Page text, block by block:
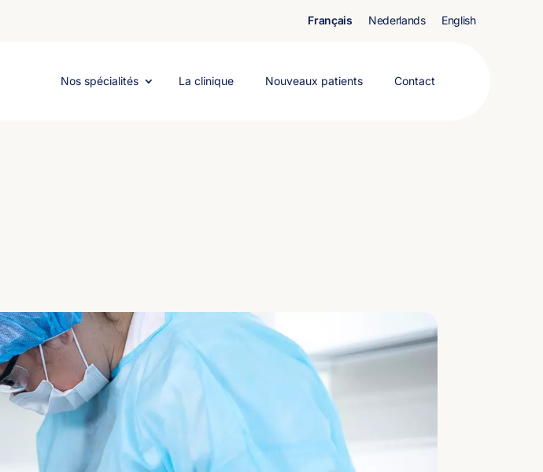
Français Nederlands English
Nos spécialités La clinique Nouveaux patients Contact